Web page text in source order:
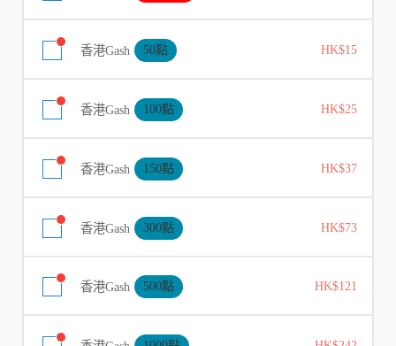
香港Gash 50點 HK$15
香港Gash 100點 HK$25
香港Gash 150點 HK$37
香港Gash 300點 HK$73
香港Gash 500點 HK$121